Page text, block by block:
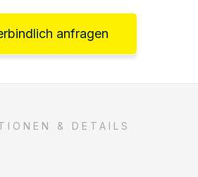
anfragen
& DETAILS